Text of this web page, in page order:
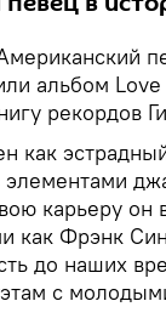
альбом
рекордов
как
карьеру он
как Фрэнк
до наших
с